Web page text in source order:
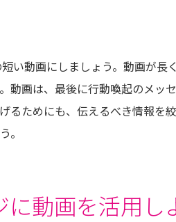
い動画にしましょう。動画が長
動画は、最後に行動喚起のメッ
るためにも、伝えるべき情報を
。
動画を活用し